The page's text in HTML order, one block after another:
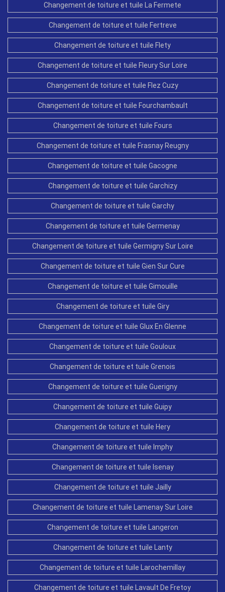
Changement de toiture et tuile La Fermete
Changement de toiture et tuile Fertreve
Changement de toiture et tuile Flety
Changement de toiture et tuile Fleury Sur Loire
Changement de toiture et tuile Flez Cuzy
Changement de toiture et tuile Fourchambault
Changement de toiture et tuile Fours
Changement de toiture et tuile Frasnay Reugny
Changement de toiture et tuile Gacogne
Changement de toiture et tuile Garchizy
Changement de toiture et tuile Garchy
Changement de toiture et tuile Germenay
Changement de toiture et tuile Germigny Sur Loire
Changement de toiture et tuile Gien Sur Cure
Changement de toiture et tuile Gimouille
Changement de toiture et tuile Giry
Changement de toiture et tuile Glux En Glenne
Changement de toiture et tuile Gouloux
Changement de toiture et tuile Grenois
Changement de toiture et tuile Guerigny
Changement de toiture et tuile Guipy
Changement de toiture et tuile Hery
Changement de toiture et tuile Imphy
Changement de toiture et tuile Isenay
Changement de toiture et tuile Jailly
Changement de toiture et tuile Lamenay Sur Loire
Changement de toiture et tuile Langeron
Changement de toiture et tuile Lanty
Changement de toiture et tuile Larochemillay
Changement de toiture et tuile Lavault De Fretoy